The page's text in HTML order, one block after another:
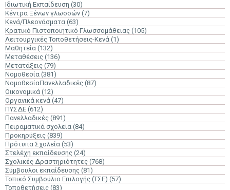
Ιδιωτική Εκπαίδευση (30)
Κέντρα Ξένων γλωσσών (7)
Κενά/Πλεονάσματα (63)
Κρατικό Πιστοποιητικό Γλωσσομάθειας (105)
Λειτουργικές Τοποθετήσεις-Κενά (1)
Μαθητεία (132)
Μεταθέσεις (136)
Μετατάξεις (79)
Νομοθεσία (381)
ΝομοθεσίαΠανελλαδικές (87)
Οικονομικά (12)
Οργανικά κενά (47)
ΠΥΣΔΕ (612)
Πανελλαδικές (891)
Πειραματικά σχολεία (84)
Προκηρύξεις (839)
Πρότυπα Σχολεία (53)
Στελέχη εκπαίδευσης (24)
Σχολικές Δραστηριότητες (768)
Σύμβουλοι εκπαίδευσης (81)
Τοπικό Συμβούλιο Επιλογής (ΤΣΕ) (57)
Τοποθετήσεις (83)